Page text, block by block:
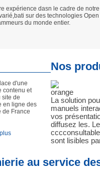
expérience dasn le cadre de
sur des technologies
du monde entier.
d'une
contenu et
site de
en ligne des
de France
Nos
La solution
manuels
vos
diffusez les.
sont lisibles
au service